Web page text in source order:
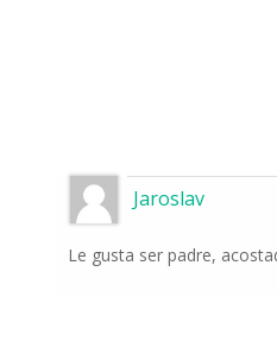
Jaroslav
Le gusta ser padre,